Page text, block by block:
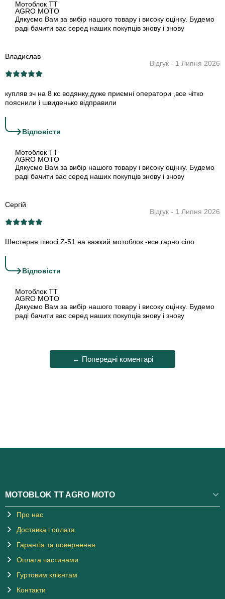
Мотоблок TT
AGRO MOTO
Дякуємо Вам за вибір нашого товару і високу оцінку. Будемо
раді бачити вас серед наших покупців знову і знову
Владислав
Відгук - 1 Липня 2026
купляв зч на 8 кс водянку,дуже приємні оператори ,все чітко
пояснили і швиденько відправили
›Відповіcти
Мотоблок TT
AGRO MOTO
Дякуємо Вам за вибір нашого товару і високу оцінку. Будемо
раді бачити вас серед наших покупців знову і знову
Сергій
Відгук - 1 Липня 2026
Шестерня півосі Z-51 на важкий мотоблок -все гарно сіло
›Відповіcти
Мотоблок TT
AGRO MOTO
Дякуємо Вам за вибір нашого товару і високу оцінку. Будемо
раді бачити вас серед наших покупців знову і знову
← Попередні коментарі
MOTOBLOK TT AGRO MOTO
Про нас
Доставка і оплата
Гарантія та повернення
Оплата частинами
Гуртовим клієнтам
Контакти